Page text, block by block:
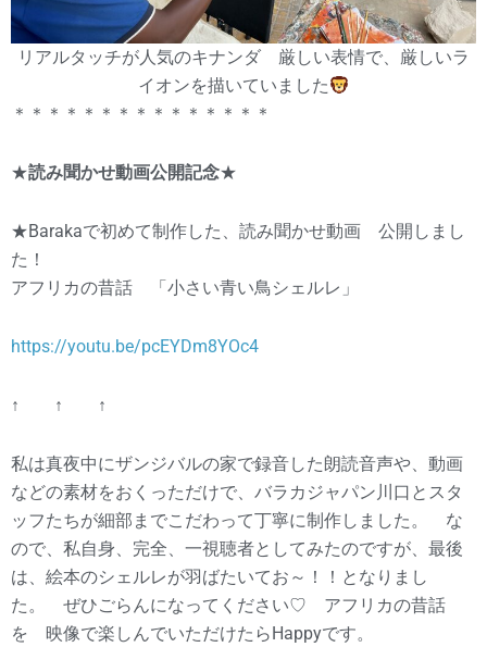
リアルタッチが人気のキナンダ 厳しい表情で、厳しいラ
イオンを描いていました
＊＊＊＊＊＊＊＊＊＊＊＊＊＊＊
★読み聞かせ動画公開記念★
★Barakaで初めて制作した、読み聞かせ動画 公開しまし
た！
アフリカの昔話 「小さい青い鳥シェルレ」
https://youtu.be/pcEYDm8YOc4
↑ ↑ ↑
私は真夜中にザンジバルの家で録音した朗読音声や、動画
などの素材をおくっただけで、バラカジャパン川口とスタ
ッフたちが細部までこだわって丁寧に制作しました。 な
ので、私自身、完全、一視聴者としてみたのですが、最後
は、絵本のシェルレが羽ばたいてお～！！となりまし
た。 ぜひごらんになってください♡ アフリカの昔話
を 映像で楽しんでいただけたらHappyです。